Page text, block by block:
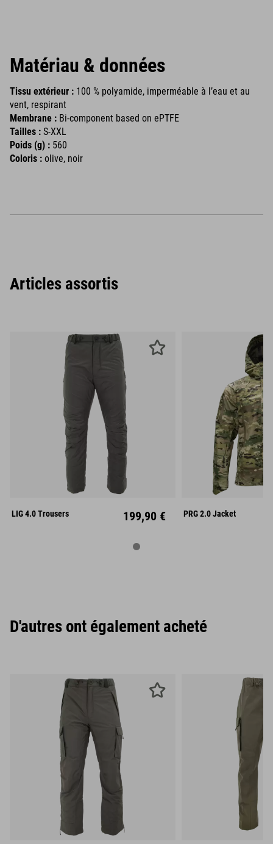
Matériau & données
Tissu extérieur : 100 % polyamide, imperméable à l’eau et au
vent, respirant
Membrane : Bi-component based on ePTFE
Tailles : S-XXL
Poids (g) : 560
Coloris : olive, noir
Articles assortis
S
XL
LIG 4.0 Trousers 199,90 €
S
XL
PRG 2.0 Jacket
D'autres ont également acheté